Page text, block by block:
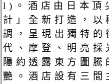
l)。酒店由日本頂
計」全新打造，以
調，呈現出獨特的
代、摩登、明亮採
隱約透露東方圖
艷。酒店設有三